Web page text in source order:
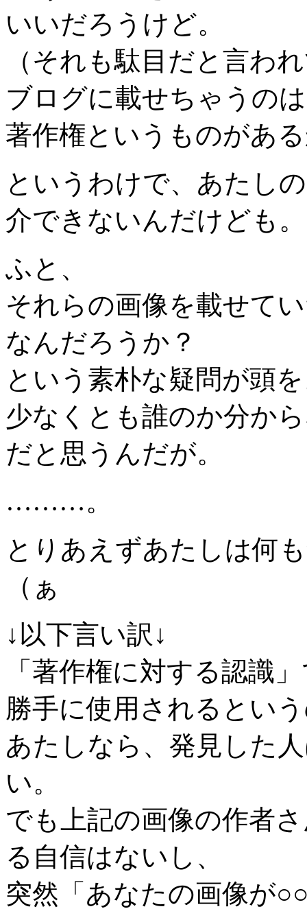
いいだろうけど。
（それも駄目だと言わ
ブログに載せちゃうの
著作権というものがあ
というわけで、あたし
介できないんだけども。
ふと、
それらの画像を載せて
なんだろうか？
という素朴な疑問が頭
少なくとも誰のか分か
だと思うんだが。
………。
とりあえずあたしは何
（ぁ
↓以下言い訳↓
「著作権に対する認識
勝手に使用されるとい
あたしなら、発見した
い。
でも上記の画像の作者
る自信はないし、
突然「あなたの画像が